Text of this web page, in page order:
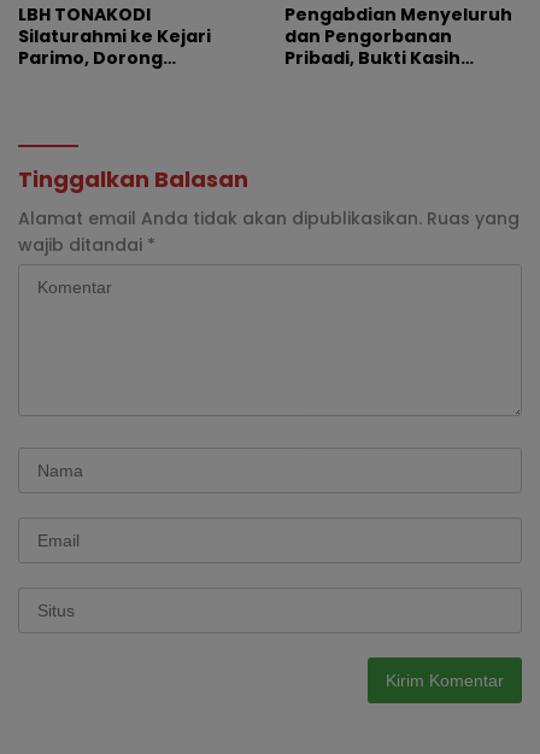
LBH TONAKODI
Silaturahmi ke Kejari
Parimo, Dorong
Pengabdian Menyeluruh
dan Pengorbanan
Pribadi, Bukti Kasih
Tinggalkan Balasan
Alamat email Anda tidak akan dipublikasikan. Ruas yang
wajib ditandai *